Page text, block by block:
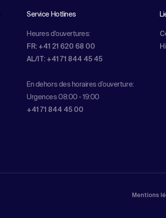
Service Hotlines
Heures d'ouvertures:
FR: +41 21 620 68 00
AL/IT: +41 71 844 45 45
En dehors des horaires d’ouverture:
Urgences 08:00 - 19:00
+41 71 844 45 00
Mentions